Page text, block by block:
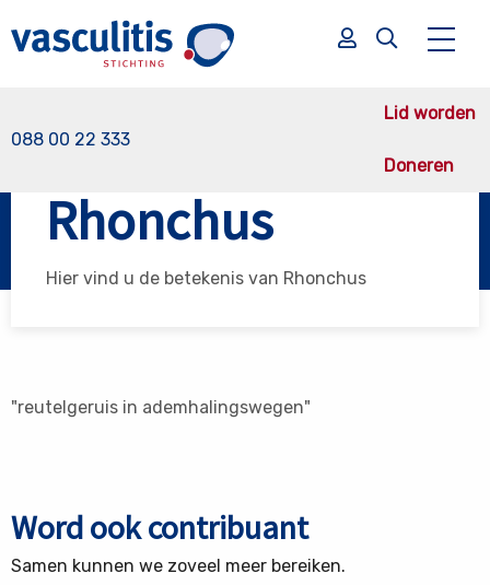
088 00 22 333
Lid worden
Doneren
Zoek
Zoek
Rhonchus
Hier vind u de betekenis van Rhonchus
"reutelgeruis in ademhalingswegen"
Word ook contribuant
Samen kunnen we zoveel meer bereiken.